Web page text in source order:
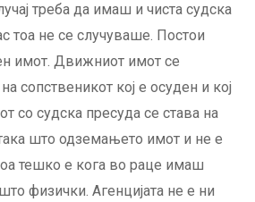
треба да имаш и чиста судска
тоа не се случуваше. Постои
имот. Движниот имот се
сопственикот кој е осуден и кој
со судска пресуда се става на
што одземањето имот и не е
тешко е кога во раце имаш
физички. Агенцијата не е ни